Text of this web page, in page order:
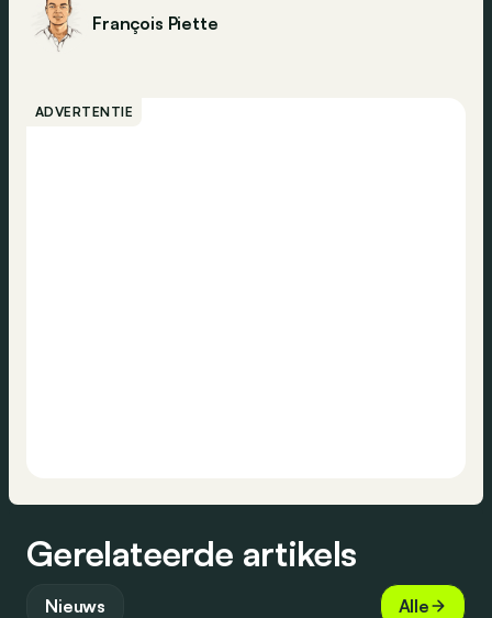
François Piette
ADVERTENTIE
Gerelateerde artikels
Nieuws Alle